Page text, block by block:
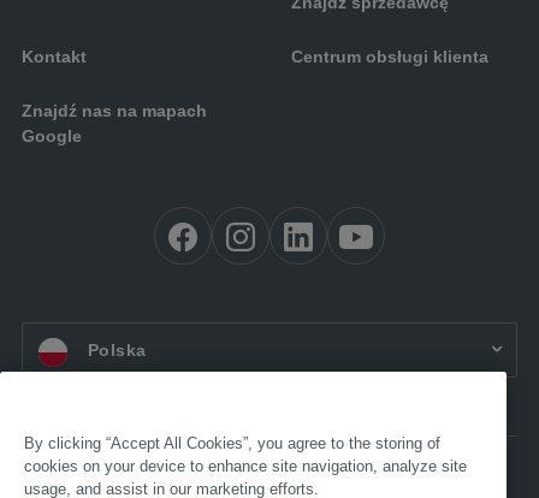
Kontakt Centrum obsługi klienta
Znajdź nas na mapach
Google
PL: Polska
Dostępność
By clicking “Accept All Cookies”, you agree to the storing of
cookies on your device to enhance site navigation, analyze site
usage, and assist in our marketing efforts.